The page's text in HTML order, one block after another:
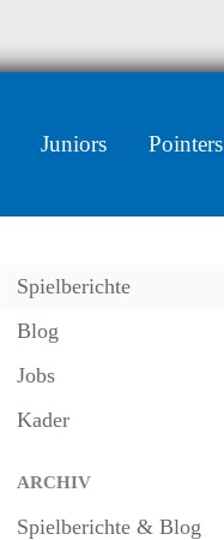
Juniors Pointers
Spielberichte
Blog
Jobs
Kader
ARCHIV
Spielberichte & Blog